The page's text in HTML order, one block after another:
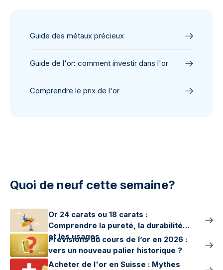
Guide des métaux précieux
Guide de l'or: comment investir dans l'or
Comprendre le prix de l'or
Quoi de neuf cette semaine?
Or 24 carats ou 18 carats :
Comprendre la pureté, la durabilité
et les usages
Prévisions du cours de l’or en 2026 :
vers un nouveau palier historique ?
Acheter de l'or en Suisse : Mythes